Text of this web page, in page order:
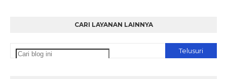
CARI LAYANAN LAINNYA